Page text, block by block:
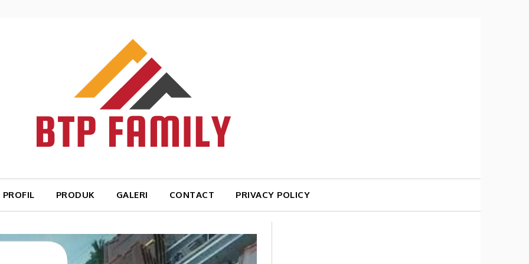
PROFIL PRODUK GALERI CONTACT PRIVACY POLICY